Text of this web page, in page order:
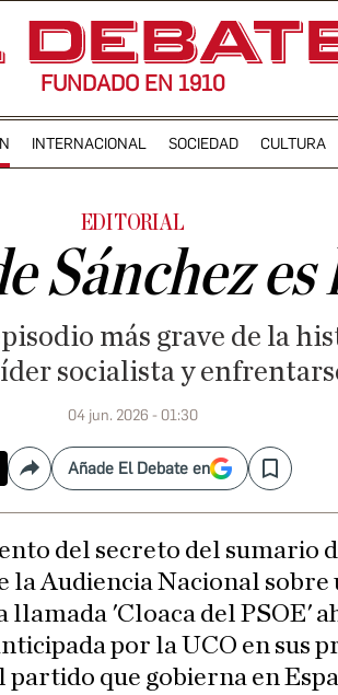
FUNDADO EN 1910
INTERNACIONAL SOCIEDAD CULTURA
EDITORIAL
Sánchez es
más grave de la
socialista y
04 jun. 2026 - 01:30
CompartirAñade El Debate en Save
del secreto del sumario
la Audiencia Nacional sobre
llamada 'Cloaca del PSOE'
por la UCO en sus
partido que gobierna en